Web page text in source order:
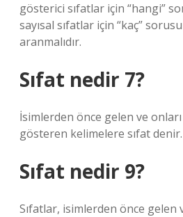
gösterici sıfatlar için “hangi”
sayısal sıfatlar için “kaç”
aranmalıdır.
Sıfat nedir 7?
İsimlerden önce gelen ve
gösteren kelimelere sıfat denir.
Sıfat nedir 9?
Sıfatlar, isimlerden önce